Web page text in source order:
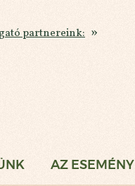
partnereink:
AZ ESEMÉNY